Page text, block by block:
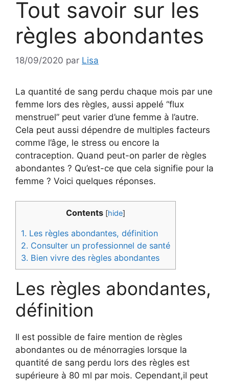
Tout savoir sur les
règles abondantes
18/09/2020 par Lisa
La quantité de sang perdu chaque mois par une
femme lors des règles, aussi appelé “flux
menstruel” peut varier d’une femme à l’autre.
Cela peut aussi dépendre de multiples facteurs
comme l’âge, le stress ou encore la
contraception. Quand peut-on parler de règles
abondantes ? Qu’est-ce que cela signifie pour la
femme ? Voici quelques réponses.
Contents [hide]
1. Les règles abondantes, définition
2. Consulter un professionnel de santé
3. Bien vivre des règles abondantes
Les règles abondantes,
définition
Il est possible de faire mention de règles
abondantes ou de ménorragies lorsque la
quantité de sang perdu lors des règles est
supérieure à 80 ml par mois. Cependant,il peut